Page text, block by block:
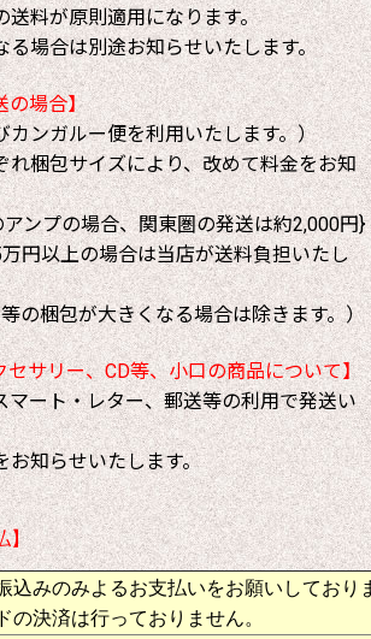
料が原則適用になります。
る場合は別途お知らせいたします。
の場合】
ンガルー便を利用いたします。）
れ梱包サイズにより、改めて料金をお知
ンプの場合、関東圏の発送は約2,000円}
円以上の場合は当店が送料負担いたし
の梱包が大きくなる場合は除きます。）
セサリー、CD等、小口の商品について】
マート・レター、郵送等の利用で発送い
お知らせいたします。
】
込みのみよるお支払いをお願いしており
の決済は行っておりません。